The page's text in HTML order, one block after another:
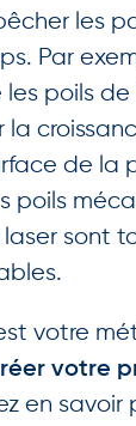
les
Par
les poils
la
de la
poils
laser sont
votre
votre
en savoir